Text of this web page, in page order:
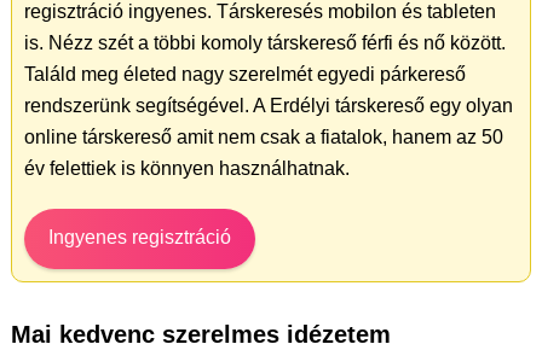
regisztráció ingyenes. Társkeresés mobilon és tableten
is. Nézz szét a többi komoly társkereső férfi és nő között.
Találd meg életed nagy szerelmét egyedi párkereső
rendszerünk segítségével. A Erdélyi társkereső egy olyan
online társkereső amit nem csak a fiatalok, hanem az 50
év felettiek is könnyen használhatnak.
Ingyenes regisztráció
Mai kedvenc szerelmes idézetem